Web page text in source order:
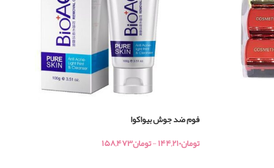
فوم ضد جوش بیواکوا
تومان۱۴۴,۲۱۰-تومان۱۵۸,۴۷۳